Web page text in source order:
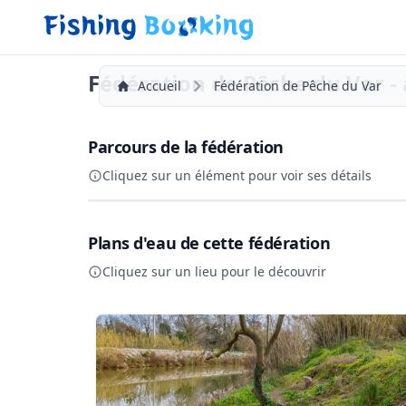
Accueil Fédération de Pêche du Var
Fédération de Pêche du Var -
Parcours de la fédération
Cliquez sur un élément pour voir ses détails
−
Plans d'eau de cette fédération
Cliquez sur un lieu pour le découvrir